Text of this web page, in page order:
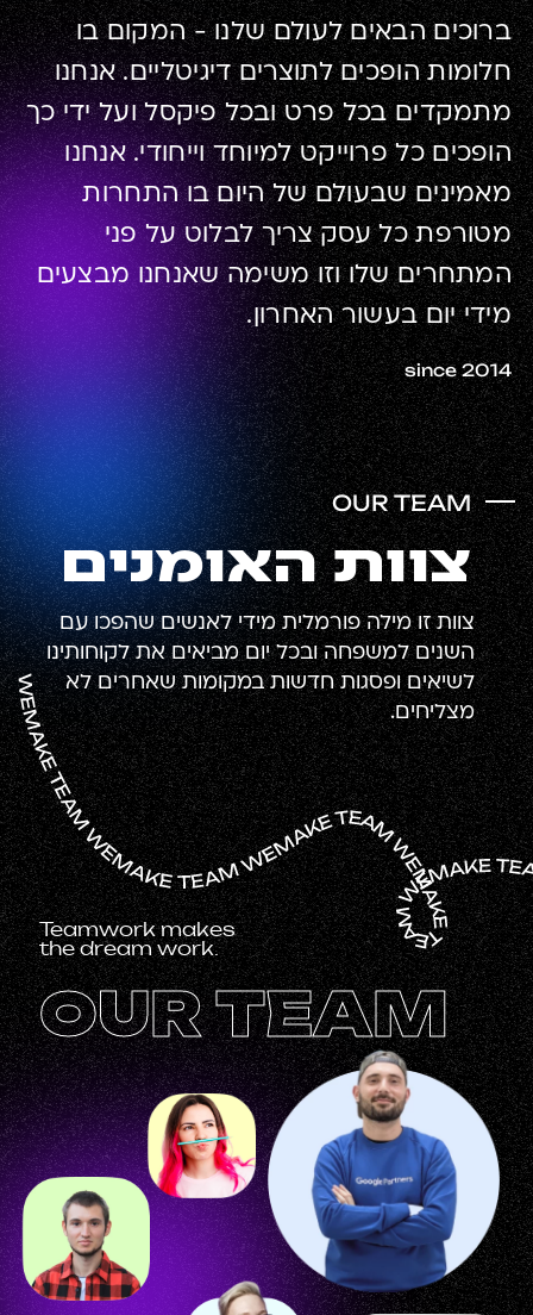
ברוכים הבאים לעולם שלנו - המקום בו
חלומות הופכים לתוצרים דיגיטליים. אנחנו
מתמקדים בכל פרט ובכל פיקסל ועל ידי כך
הופכים כל פרוייקט למיוחד וייחודי. אנחנו
מאמינים שבעולם של היום בו התחרות
מטורפת כל עסק צריך לבלוט על פני
המתחרים שלו וזו משימה שאנחנו מבצעים
מידי יום בעשור האחרון.
since 2014
OUR TEAM
צוות האומנים
צוות זו מילה פורמלית מידי לאנשים שהפכו עם
השנים למשפחה ובכל יום מביאים את לקוחותינו
לשיאים ופסגות חדשות במקומות שאחרים לא
מצליחים.
Teamwork makes
the dream work.
OUR TEAM